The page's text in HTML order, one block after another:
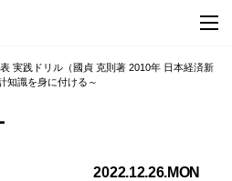
実践ドリル（國貞 克則著 2010年 日本経済新
知識を身に付ける～
2022.12.26.MON